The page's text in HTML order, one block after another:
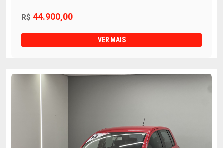
R$ 44.900,00
VER MAIS